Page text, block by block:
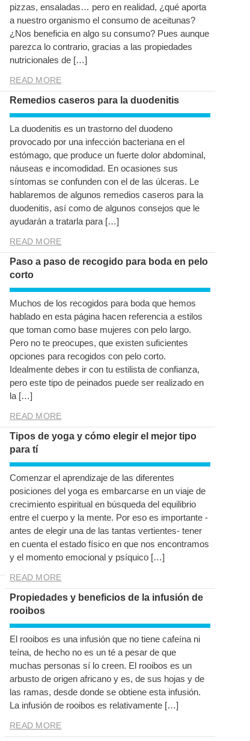
pizzas, ensaladas… pero en realidad, ¿qué aporta
a nuestro organismo el consumo de aceitunas?
¿Nos beneficia en algo su consumo? Pues aunque
parezca lo contrario, gracias a las propiedades
nutricionales de […]
READ MORE
Remedios caseros para la duodenitis
La duodenitis es un trastorno del duodeno
provocado por una infección bacteriana en el
estómago, que produce un fuerte dolor abdominal,
náuseas e incomodidad. En ocasiones sus
síntomas se confunden con el de las úlceras. Le
hablaremos de algunos remedios caseros para la
duodenitis, así como de algunos consejos que le
ayudarán a tratarla para […]
READ MORE
Paso a paso de recogido para boda en pelo
corto
Muchos de los recogidos para boda que hemos
hablado en esta página hacen referencia a estilos
que toman como base mujeres con pelo largo.
Pero no te preocupes, que existen suficientes
opciones para recogidos con pelo corto.
Idealmente debes ir con tu estilista de confianza,
pero este tipo de peinados puede ser realizado en
la […]
READ MORE
Tipos de yoga y cómo elegir el mejor tipo
para tí
Comenzar el aprendizaje de las diferentes
posiciones del yoga es embarcarse en un viaje de
crecimiento espiritual en búsqueda del equilibrio
entre el cuerpo y la mente. Por eso es importante -
antes de elegir una de las tantas vertientes- tener
en cuenta el estado físico en que nos encontramos
y el momento emocional y psíquico […]
READ MORE
Propiedades y beneficios de la infusión de
rooibos
El rooibos es una infusión que no tiene cafeína ni
teína, de hecho no es un té a pesar de que
muchas personas sí lo creen. El rooibos es un
arbusto de origen africano y es, de sus hojas y de
las ramas, desde donde se obtiene esta infusión.
La infusión de rooibos es relativamente […]
READ MORE